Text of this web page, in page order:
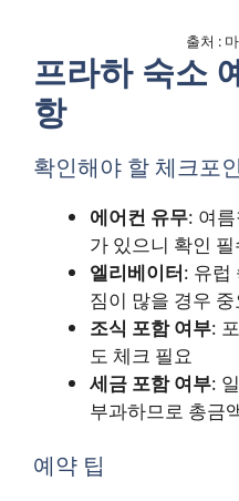
출처 :
프라하 숙소
항
확인해야 할 체크포
에어컨 유무: 여
가 있으니 확인 필
엘리베이터: 유럽
짐이 많을 경우 중
조식 포함 여부:
도 체크 필요
세금 포함 여부:
부과하므로 총금
예약 팁